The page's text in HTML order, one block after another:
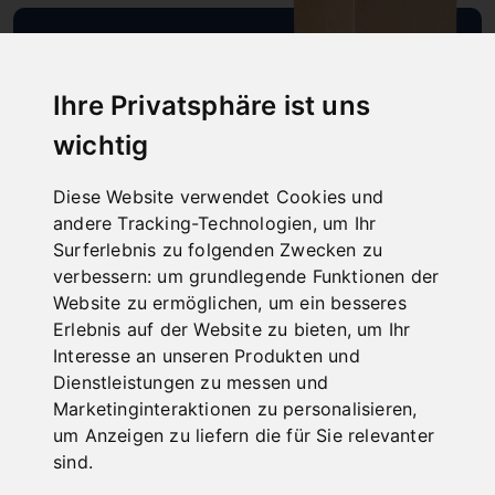
Ihre Privatsphäre ist uns
wichtig
Diese Website verwendet Cookies und
andere Tracking-Technologien, um Ihr
Surferlebnis zu folgenden Zwecken zu
verbessern: um grundlegende Funktionen der
Website zu ermöglichen, um ein besseres
Erlebnis auf der Website zu bieten, um Ihr
Interesse an unseren Produkten und
Dienstleistungen zu messen und
Marketinginteraktionen zu personalisieren,
um Anzeigen zu liefern die für Sie relevanter
sind.
LIEFERUNG
ONLINE
KATALOGE